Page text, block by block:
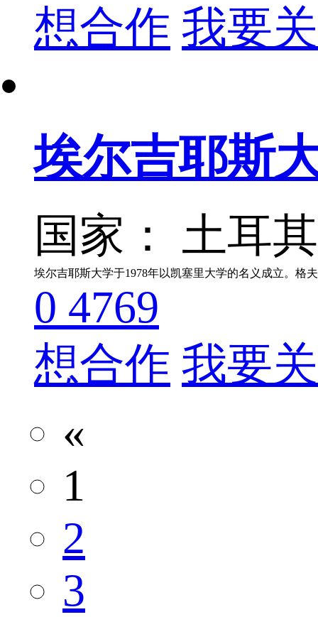
想合作 我要
埃尔吉耶斯
国家： 土耳
0 4769
想合作 我要
«
1
2
3